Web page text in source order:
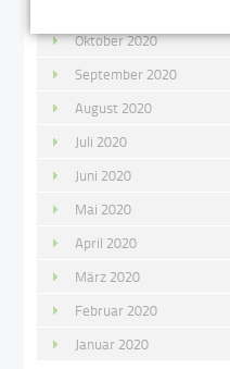
Oktober 2020
September 2020
August 2020
Juli 2020
Juni 2020
Mai 2020
April 2020
März 2020
Februar 2020
Januar 2020